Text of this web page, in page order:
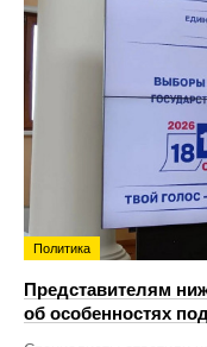
Политика
Представителям
об особенностях